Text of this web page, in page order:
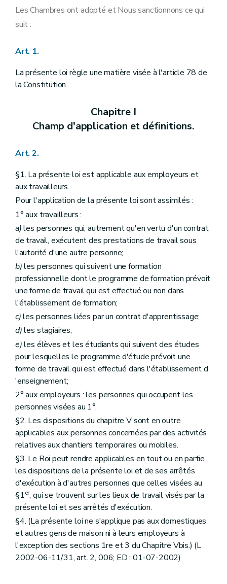
Art. 12quater
Chapitre V
Art. 16
Art. 17
La réalisation de l'ouvrage.
Art. 20
Art. 21
Art. 25
Art. 26
Art. 27
Art. 28
Art. 29
Art. 30
Art. 31
Section 4 [ - Système d'enregistrement de présence]
Art. 31bis
Art. 31ter
Art. 31 quater
Art. 31quinquies
Art. 31sexies
Art. 31septies
Art. 31octies
Section 5 [1- Structure de coordination]1
Art. 32
Chapitre Vbis
Section 1ère .[1- Généralités.]1
Sous-section 1ère [1- Définition des risques psychosociaux au travail.]
Art. 32/1
Sous-section 2 [1- Mesures de prévention.] 1
Art. 32/2
Section 2 [ - Dispositions spécifiques concernant la violence et le harcèlement moral ou sexuel au travail.]
Sous-section 1re
Art. 32bis
Art. 32ter
Sous-section 2 [ Mesures de prévention spécifiques.]
Art. 32quater
Art. 32quinquies
Art. 32sexies
Art. 32septies
Art. 32octies
Sous-section 3
(inséré par L 2002-06-11/31, art. 5; ED : 01-07-2002) La protection (des travailleurs, des employeurs et des autres personnes qui se trouvent sur le lieu de travail) contre la violence et le harcèlement moral ou sexuel au travail. (L 2007-01-10/33, art. 10, 015; ED : 16-06-2007)
Art. 32nonies
Art. 32decies
Art. 32undecies
Art. 32
duodecies
Art. 32tredecies
Section 3 [1Communication d'informations et accès aux documents.]
Art. 32quaterdecies
Les Chambres ont adopté et Nous sanctionnons ce qui
suit :
Art. 1.
La présente loi règle une matière visée à l'article 78 de
la Constitution.
Chapitre I
Champ d'application et définitions.
Art. 2.
§1. La présente loi est applicable aux employeurs et
aux travailleurs.
Pour l'application de la présente loi sont assimilés :
1° aux travailleurs :
a)les personnes qui, autrement qu'en vertu d'un contrat
de travail, exécutent des prestations de travail sous
l'autorité d'une autre personne;
b)les personnes qui suivent une formation
professionnelle dont le programme de formation prévoit
une forme de travail qui est effectué ou non dans
l'établissement de formation;
c)les personnes liées par un contrat d'apprentissage;
d)les stagiaires;
e)les élèves et les étudiants qui suivent des études
pour lesquelles le programme d'étude prévoit une
forme de travail qui est effectué dans l'établissement d
'enseignement;
2° aux employeurs : les personnes qui occupent les
personnes visées au 1°.
§2. Les dispositions du chapitre V sont en outre
applicables aux personnes concernées par des activités
relatives aux chantiers temporaires ou mobiles.
§3. Le Roi peut rendre applicables en tout ou en partie
les dispositions de la présente loi et de ses arrêtés
d'exécution à d'autres personnes que celles visées au
§1er, qui se trouvent sur les lieux de travail visés par la
présente loi et ses arrêtés d'exécution.
§4. (La présente loi ne s'applique pas aux domestiques
et autres gens de maison ni à leurs employeurs à
l'exception des sections 1re et 3 du Chapitre Vbis.) (L
2002-06-11/31, art. 2, 006; ED : 01-07-2002)